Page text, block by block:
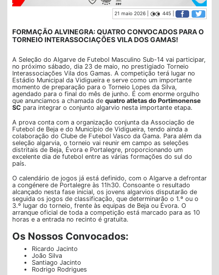
21 maio 2026 | 445 |
FORMAÇÃO ALVINEGRA: QUATRO CONVOCADOS PARA O
TORNEIO INTERASSOCIAÇÕES VILA DOS GAMAS!
A Seleção do Algarve de Futebol Masculino Sub-14 vai participar,
no próximo sábado, dia 23 de maio, no prestigiado Torneio
Interassociações Vila dos Gamas. A competição terá lugar no
Estádio Municipal da Vidigueira e serve como um importante
momento de preparação para o Torneio Lopes da Silva,
agendado para o final do mês de junho. É com enorme orgulho
que anunciamos a chamada de quatro atletas do Portimonense
SC para integrar o conjunto algarvio nesta importante etapa.
A prova conta com a organização conjunta da Associação de
Futebol de Beja e do Município de Vidigueira, tendo ainda a
colaboração do Clube de Futebol Vasco da Gama. Para além da
seleção algarvia, o torneio vai reunir em campo as seleções
distritais de Beja, Évora e Portalegre, proporcionando um
excelente dia de futebol entre as várias formações do sul do
país.
O calendário de jogos já está definido, com o Algarve a defrontar
a congénere de Portalegre às 11h30. Consoante o resultado
alcançado nesta fase inicial, os jovens algarvios disputarão de
seguida os jogos de classificação, que determinarão o 1.º ou o
3.º lugar do torneio, frente às equipas de Beja ou Évora. O
arranque oficial de toda a competição está marcado para as 10
horas e a entrada no recinto é gratuita.
Os Nossos Convocados:
Ricardo Jacinto
João Silva
Santiago Jacinto
Rodrigo Rodrigues